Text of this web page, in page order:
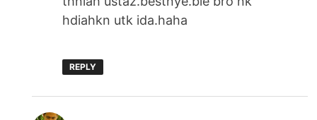
hdiahkn utk ida.haha
REPLY